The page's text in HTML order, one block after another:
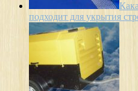
подходит для укрытия